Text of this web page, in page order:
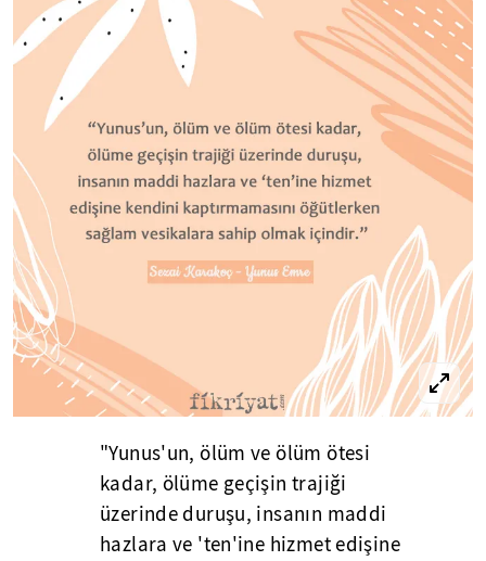
"Yunus'un, ölüm ve ölüm ötesi
kadar, ölüme geçişin trajiği
üzerinde duruşu, insanın maddi
hazlara ve 'ten'ine hizmet edişine